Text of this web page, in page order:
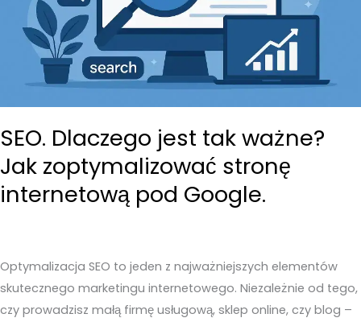
SEO. Dlaczego jest tak ważne?
Jak zoptymalizować stronę
internetową pod Google.
Optymalizacja SEO to jeden z najważniejszych elementów
skutecznego marketingu internetowego. Niezależnie od tego,
czy prowadzisz małą firmę usługową, sklep online, czy blog –